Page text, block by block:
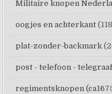
Militaire knopen
oogjes en achterkant
plat-zonder-backmark
post - telefoon -
regimentsknopen